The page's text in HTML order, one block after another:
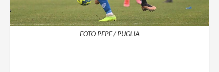
FOTO PEPE / PUGLIA